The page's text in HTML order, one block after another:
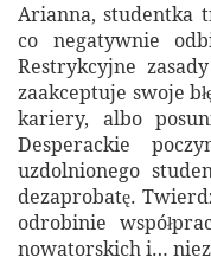
Arianna, studentka
co negatywnie
Restrykcyjne
zaakceptuje swoje
kariery, albo
Desperackie
uzdolnionego
dezaprobatę.
odrobinie
nowatorskich i…